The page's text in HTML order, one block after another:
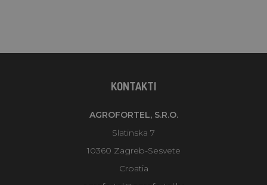
KONTAKTI
AGROFORTEL, S.R.O.
Slatinska 7
10360 Zagreb-Sesvete
Croatia